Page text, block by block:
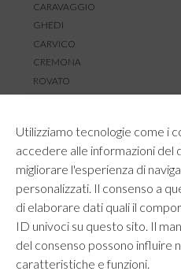
Utilizziamo tecnologie come i
accedere alle informazioni del
migliorare l'esperienza di
personalizzati. Il consenso a
di elaborare dati quali il
ID univoci su questo sito. Il
del consenso possono influire
caratteristiche e funzioni.
CARAVAGGIO
GHEDI
CARVICO
CREMONA
ROVATO
RESI E RIMBORSI
REGOLAMENTO LOYALTY
CONTATTACI